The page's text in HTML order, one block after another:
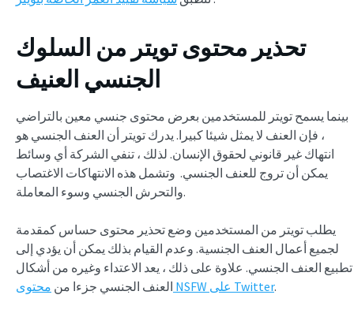
تحذير محتوى تويتر من السلوك
الجنسي العنيف
بينما يسمح تويتر للمستخدمين بعرض محتوى جنسي معين بالتراضي
، فإن العنف لا يمثل شيئا كبيرا. يدرك تويتر أن العنف الجنسي هو
انتهاك غير قانوني لحقوق الإنسان. لذلك ، تنفي الشركة أي وسائط
يمكن أن تروج للعنف الجنسي. وتشمل هذه الانتهاكات الاغتصاب
والتحرش الجنسي وسوء المعاملة.
يطلب تويتر من المستخدمين وضع تحذير محتوى حساس كمقدمة
لجميع أعمال العنف الجنسية. وعدم القيام بذلك يمكن أن يؤدي إلى
تطبيع العنف الجنسي. علاوة على ذلك ، يعد الاعتداء وغيره من أشكال
العنف الجنسي جزءا من
محتوى NSFW على Twitter.